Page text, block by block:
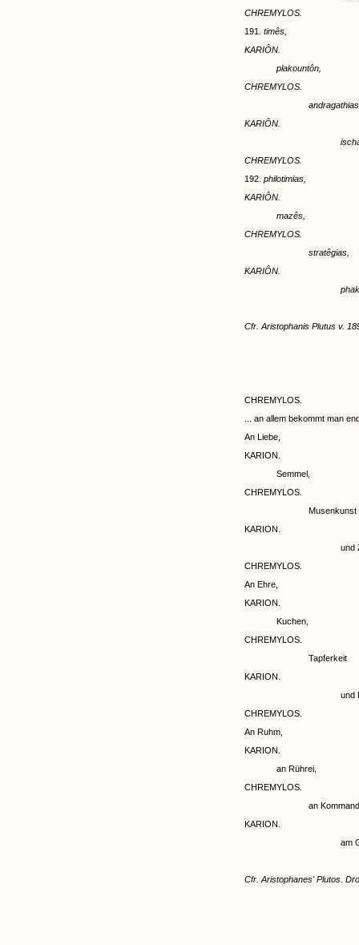
CHREMYLOS.
191. timês,
KARIÔN.
plakountôn,
CHREMYLOS.
KARIÔN.
CHREMYLOS.
192. philotimias,
KARIÔN.
mazês,
CHREMYLOS.
stratêgias,
KARIÔN.
Cfr. Aristophanis Plutus v.
CHREMYLOS.
... an allem bekommt man
An Liebe,
KARION.
Semmel,
CHREMYLOS.
Musenkunst
KARION.
und
CHREMYLOS.
An Ehre,
KARION.
Kuchen,
CHREMYLOS.
Tapferkeit
KARION.
und
CHREMYLOS.
An Ruhm,
KARION.
an Rührei,
CHREMYLOS.
an
KARION.
am
Cfr. Aristophanes' Plutos.